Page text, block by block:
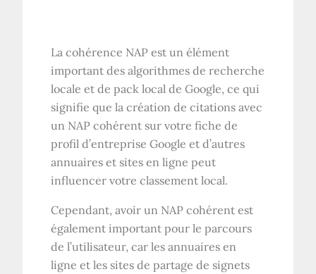
La cohérence NAP est un élément
important des algorithmes de recherche
locale et de pack local de Google, ce qui
signifie que la création de citations avec
un NAP cohérent sur votre fiche de
profil d’entreprise Google et d’autres
annuaires et sites en ligne peut
influencer votre classement local.
Cependant, avoir un NAP cohérent est
également important pour le parcours
de l’utilisateur, car les annuaires en
ligne et les sites de partage de signets